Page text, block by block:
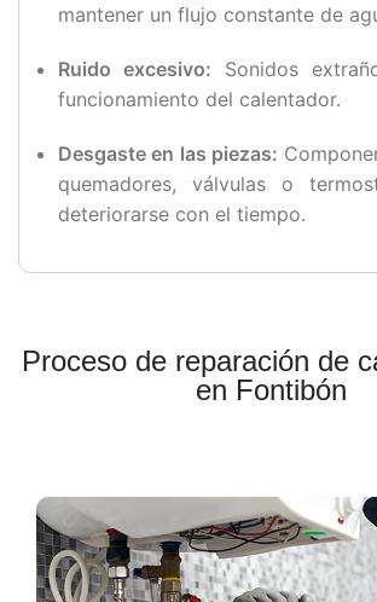
mantener un flujo constante de
Ruido excesivo: Sonidos
funcionamiento del calentador.
Desgaste en las piezas:
quemadores, válvulas o
deteriorarse con el tiempo.
Proceso de reparación de
en Fontibón